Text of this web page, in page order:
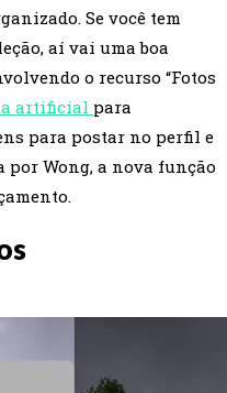
Se você tem
aí vai uma boa
o recurso “Fotos
artificial para
para postar no perfil e
por Wong, a nova função